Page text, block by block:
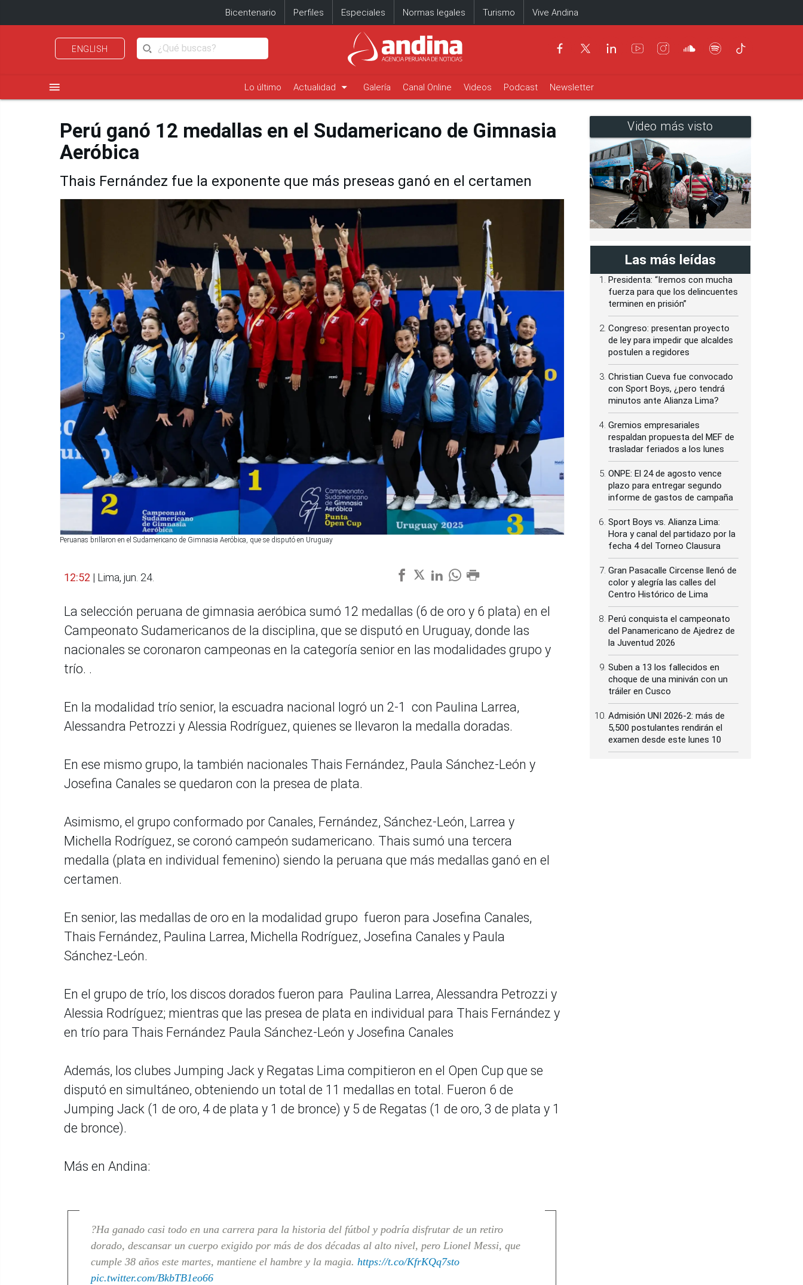
Bicentenario Perfiles Especiales Normas legales Turismo Vive Andina
ENGLISH
menu Lo último Actualidad arrow_drop_down Galería Canal Online Videos Podcast Newsletter
Perú ganó 12 medallas en el Sudamericano de Gimnasia
Aeróbica
Thais Fernández fue la exponente que más preseas ganó en el certamen
Peruanas brillaron en el Sudamericano de Gimnasia Aeróbica, que se disputó en Uruguay
12:52 | Lima, jun. 24.
La selección peruana de gimnasia aeróbica sumó 12 medallas (6 de oro y 6 plata) en el
Campeonato Sudamericanos de la disciplina, que se disputó en Uruguay, donde las
nacionales se coronaron campeonas en la categoría senior en las modalidades grupo y
trío. .
En la modalidad trío senior, la escuadra nacional logró un 2-1 con Paulina Larrea,
Alessandra Petrozzi y Alessia Rodríguez, quienes se llevaron la medalla doradas.
En ese mismo grupo, la también nacionales Thais Fernández, Paula Sánchez-León y
Josefina Canales se quedaron con la presea de plata.
Asimismo, el grupo conformado por Canales, Fernández, Sánchez-León, Larrea y
Michella Rodríguez, se coronó campeón sudamericano. Thais sumó una tercera
medalla (plata en individual femenino) siendo la peruana que más medallas ganó en el
certamen.
En senior, las medallas de oro en la modalidad grupo fueron para Josefina Canales,
Thais Fernández, Paulina Larrea, Michella Rodríguez, Josefina Canales y Paula
Sánchez-León.
En el grupo de trío, los discos dorados fueron para Paulina Larrea, Alessandra Petrozzi y
Alessia Rodríguez; mientras que las presea de plata en individual para Thais Fernández y
en trío para Thais Fernández Paula Sánchez-León y Josefina Canales
Además, los clubes Jumping Jack y Regatas Lima compitieron en el Open Cup que se
disputó en simultáneo, obteniendo un total de 11 medallas en total. Fueron 6 de
Jumping Jack (1 de oro, 4 de plata y 1 de bronce) y 5 de Regatas (1 de oro, 3 de plata y 1
de bronce).
Más en Andina:
?Ha ganado casi todo en una carrera para la historia del fútbol y podría disfrutar de un retiro
dorado, descansar un cuerpo exigido por más de dos décadas al alto nivel, pero Lionel Messi, que
cumple 38 años este martes, mantiene el hambre y la magia. https://t.co/KfrKQq7sto
pic.twitter.com/BkbTB1eo66
Video más visto
Las más leídas
Presidenta: “Iremos con mucha
fuerza para que los delincuentes
terminen en prisión”
Congreso: presentan proyecto
de ley para impedir que alcaldes
postulen a regidores
Christian Cueva fue convocado
con Sport Boys, ¿pero tendrá
minutos ante Alianza Lima?
Gremios empresariales
respaldan propuesta del MEF de
trasladar feriados a los lunes
ONPE: El 24 de agosto vence
plazo para entregar segundo
informe de gastos de campaña
Sport Boys vs. Alianza Lima:
Hora y canal del partidazo por la
fecha 4 del Torneo Clausura
Gran Pasacalle Circense llenó de
color y alegría las calles del
Centro Histórico de Lima
Perú conquista el campeonato
del Panamericano de Ajedrez de
la Juventud 2026
Suben a 13 los fallecidos en
choque de una miniván con un
tráiler en Cusco
Admisión UNI 2026-2: más de
5,500 postulantes rendirán el
examen desde este lunes 10